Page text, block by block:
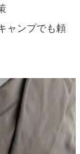
ャンプでも頼